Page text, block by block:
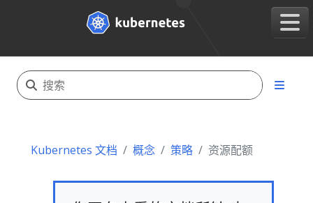
Kubernetes 文档 概念 策略 资源配额